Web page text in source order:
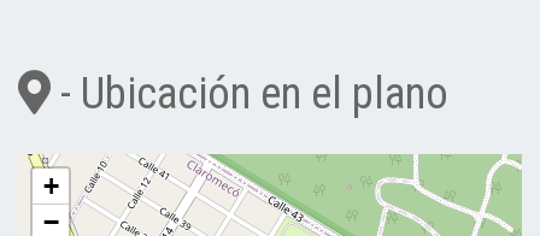
- Ubicación en el plano
+
−